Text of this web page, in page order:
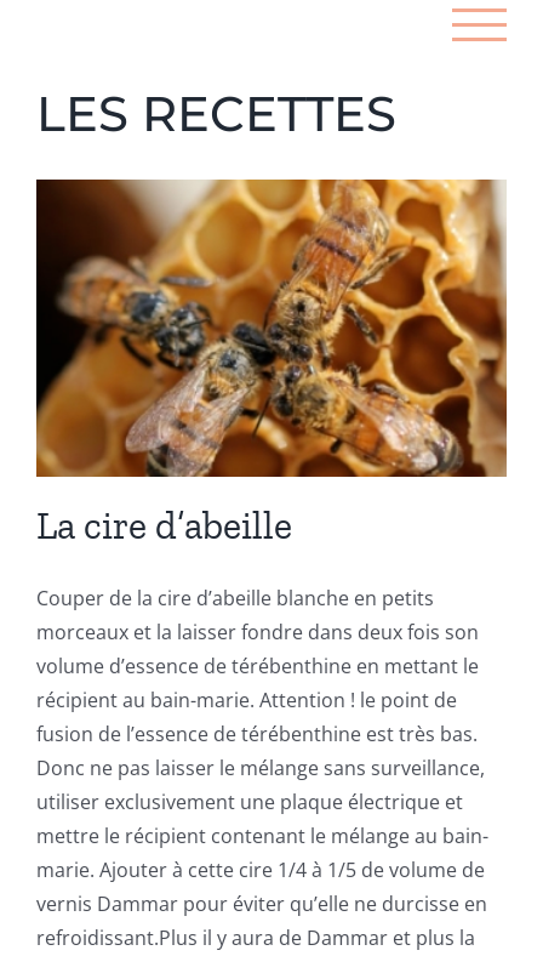
LES RECETTES
La cire d’abeille
Recettes
La cire d’abeille
Couper de la cire d’abeille blanche en petits
morceaux et la laisser fondre dans deux fois son
volume d’essence de térébenthine en mettant le
récipient au bain-marie. Attention ! le point de
fusion de l’essence de térébenthine est très bas.
Donc ne pas laisser le mélange sans surveillance,
utiliser exclusivement une plaque électrique et
mettre le récipient contenant le mélange au bain-
marie. Ajouter à cette cire 1/4 à 1/5 de volume de
vernis Dammar pour éviter qu’elle ne durcisse en
refroidissant.Plus il y aura de Dammar et plus la